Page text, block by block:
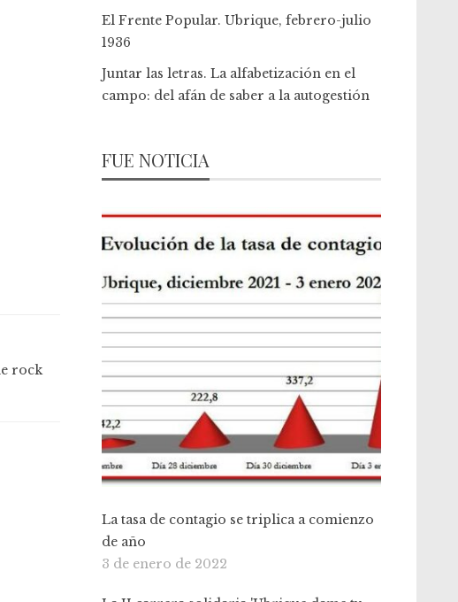
rock
El Frente Popular. Ubrique, febrero-julio
1936
Juntar las letras. La alfabetización en el
campo: del afán de saber a la autogestión
FUE NOTICIA
La tasa de contagio se triplica a comienzo
de año
3 de enero de 2022